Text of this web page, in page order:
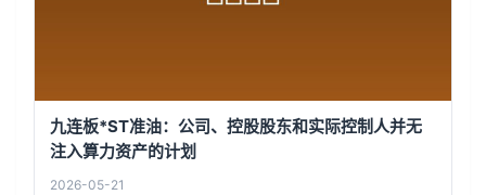
九连板*ST准油：公司、控股股东和实际控制人并无
注入算力资产的计划
2026-05-21